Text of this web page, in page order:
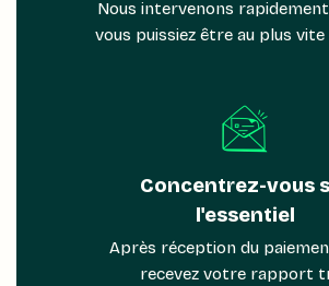
Nous intervenons
vous puissiez être au plus vite
Concentrez-vous
l'essentiel
Après réception du
recevez votre rapport